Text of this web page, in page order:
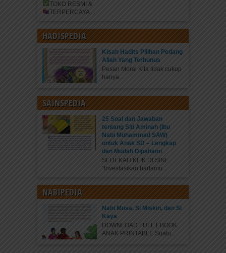
TOKO RESMI &
TERPERCAYA ...
HADISPEDIA
Kisah Hadits Pilihan Pedang
Allah Yang Terhunus
Pesan Moral Kita tidak cukup
hanya...
SAINSPEDIA
25 Soal dan Jawaban
tentang Siti Aminah (Ibu
Nabi Muhammad SAW)
untuk Anak SD – Lengkap
dan Mudah Dipahami
SEDEKAH KLIK DI SINI
“Investasikan hartamu...
NABIPEDIA
Nabi Musa, Si Miskin, dan Si
Kaya
DOWNLOAD FULL EBOOK
ANAK PRINTABLE Suatu...